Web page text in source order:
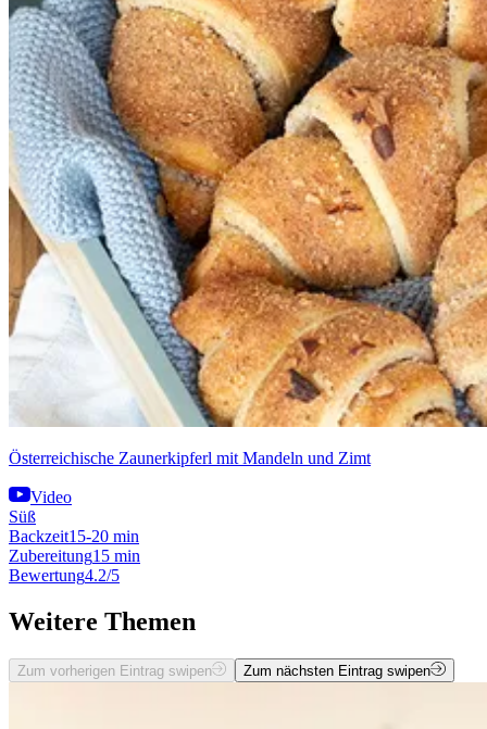
Österreichische Zaunerkipferl mit Mandeln und Zimt
Video
Süß
Backzeit15-20 min
Zubereitung15 min
Bewertung4.2/5
Weitere Themen
Zum vorherigen Eintrag swipen Zum nächsten Eintrag swipen